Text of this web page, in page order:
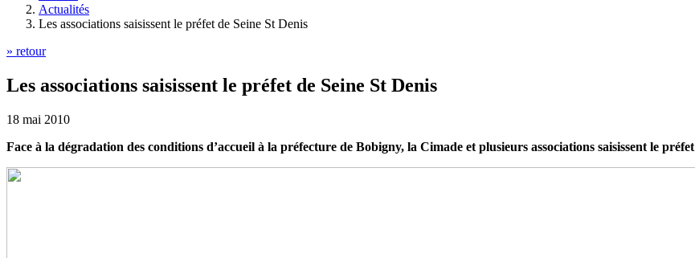
Actualités
Les associations saisissent le préfet de Seine St Denis
» retour
Les associations saisissent le préfet de Seine St Denis
18 mai 2010
Face à la dégradation des conditions d’accueil à la préfecture de Bobigny, la Cimade et plusieurs associations saisissent le préfet